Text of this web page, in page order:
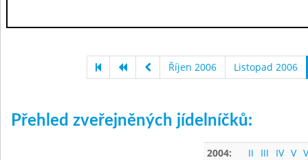
Říjen 2006 Listopad 2006
Přehled zveřejněných jídelníčků:
2004: II III IV V